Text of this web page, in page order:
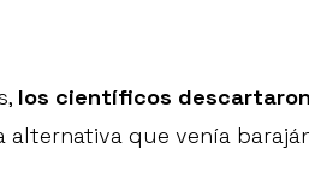
los científicos
alternativa que venía